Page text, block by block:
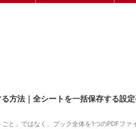
方法｜全シートを一括保存する設
と」ではなく、ブック全体を1つのPDFファ